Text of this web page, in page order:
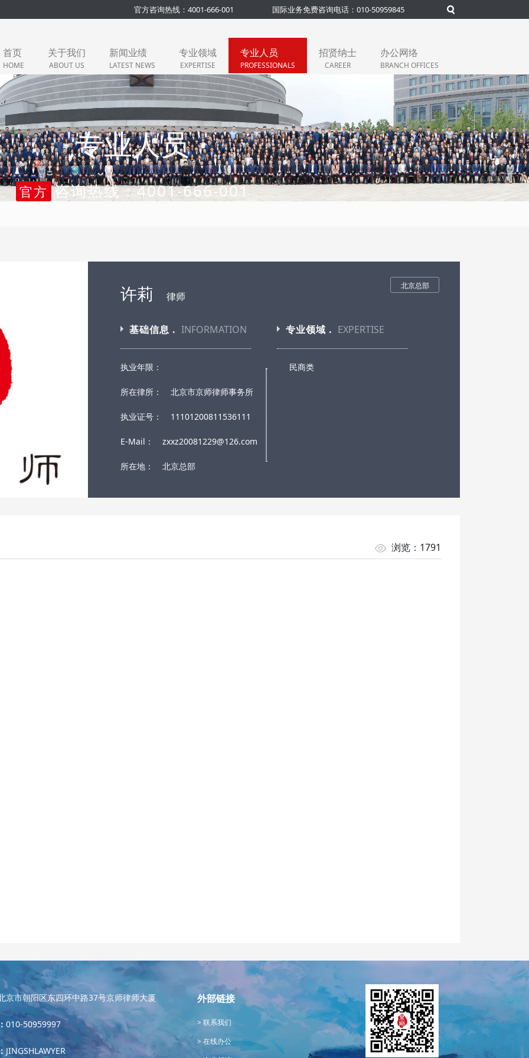
官方咨询热线：4001-666-001 国际业务免费咨询电话：010-50959845
首页
HOME
关于我们
ABOUT US
新闻业绩
LATEST NEWS
专业领域
EXPERTISE
专业人员
PROFESSIONALS
招贤纳士
CAREER
办公网络
BRANCH OFFICES
专业人员
官方 咨询热线：4001-666-001
许莉 律师
北京总部
基础信息 . INFORMATION 专业领域 . EXPERTISE
执业年限：
所在律所： 北京市京师律师事务所
执业证号： 11101200811536111
E-Mail： zxxz20081229@126.com
所在地： 北京总部
民商类
浏览：1791
京市朝阳区东四环中路37号京师律师大厦
010-50959997
JINGSHLAWYER
外部链接
联系我们
在线办公